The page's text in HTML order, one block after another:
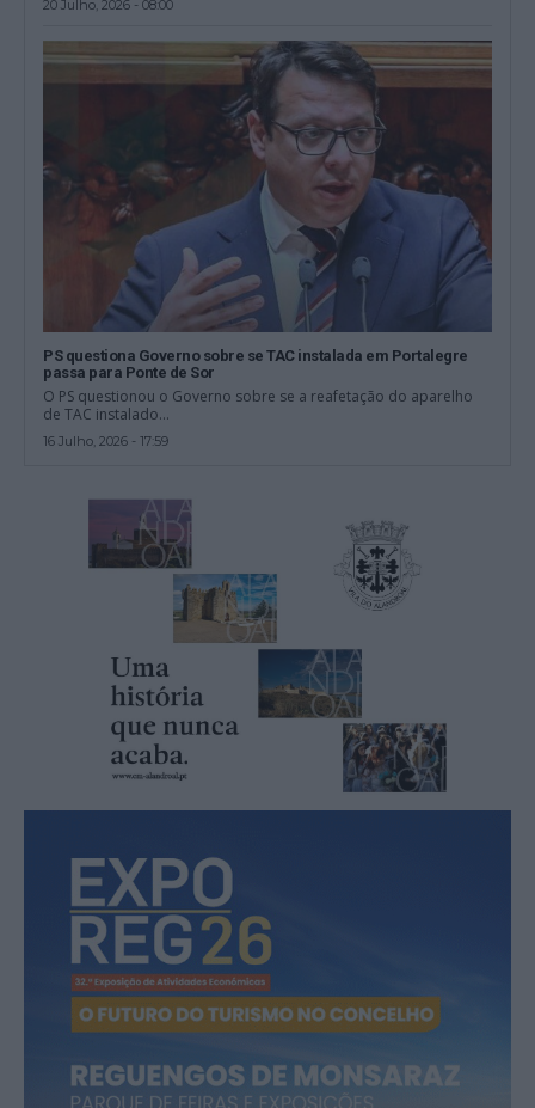
20 Julho, 2026 - 08:00
PS questiona Governo sobre se TAC instalada em Portalegre
passa para Ponte de Sor
O PS questionou o Governo sobre se a reafetação do aparelho
de TAC instalado...
16 Julho, 2026 - 17:59